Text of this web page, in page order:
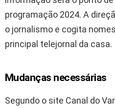
programação 2024. A
o jornalismo e cogita
principal telejornal da casa.
Mudanças necessárias
Segundo o site Canal do